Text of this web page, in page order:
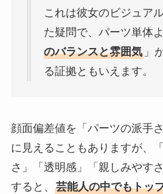
これは彼女のビジュア
た疑問で、パーツ単体
のバランスと雰囲気」
る証拠ともいえます。
顔面偏差値を「パーツの派手
に見えることもありますが、
さ」「透明感」「親しみやす
すると、 芸能人の中でもトッ